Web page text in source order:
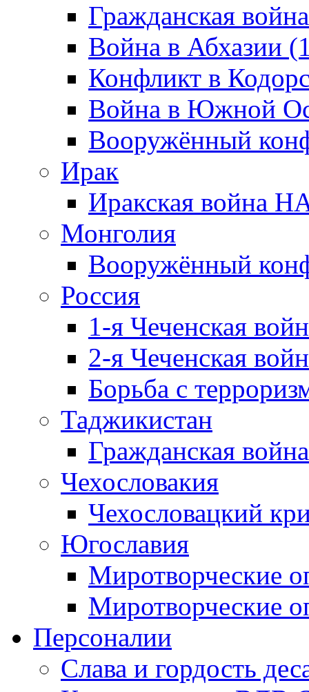
Гражданская
Война в Абхазии
Конфликт в
Война в Южной
Вооружённый
Ирак
Иракская война
Монголия
Вооружённый
Россия
1-я Чеченская
2-я Чеченская
Борьба с
Таджикистан
Гражданская
Чехословакия
Чехословацкий
Югославия
Миротворческие
Миротворческие
Персоналии
Слава и гордость